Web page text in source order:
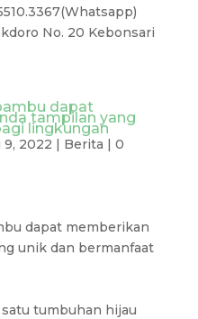
No. 20 Kebonsari
dapat
tampilan yang
lingkungan
9, 2022 | Berita | 0
dapat memberikan
unik dan bermanfaat
tumbuhan hijau